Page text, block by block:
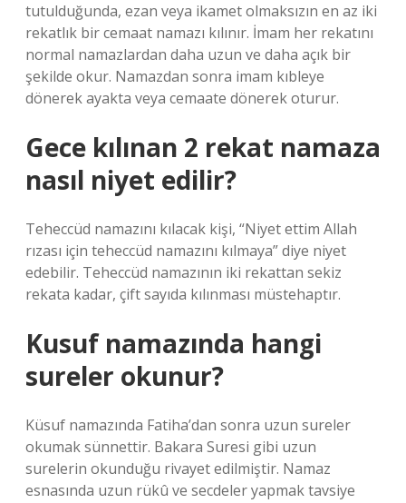
tutulduğunda, ezan veya ikamet olmaksızın en az iki
rekatlık bir cemaat namazı kılınır. İmam her rekatını
normal namazlardan daha uzun ve daha açık bir
şekilde okur. Namazdan sonra imam kıbleye
dönerek ayakta veya cemaate dönerek oturur.
Gece kılınan 2 rekat namaza
nasıl niyet edilir?
Teheccüd namazını kılacak kişi, “Niyet ettim Allah
rızası için teheccüd namazını kılmaya” diye niyet
edebilir. Teheccüd namazının iki rekattan sekiz
rekata kadar, çift sayıda kılınması müstehaptır.
Kusuf namazında hangi
sureler okunur?
Küsuf namazında Fatiha’dan sonra uzun sureler
okumak sünnettir. Bakara Suresi gibi uzun
surelerin okunduğu rivayet edilmiştir. Namaz
esnasında uzun rükû ve secdeler yapmak tavsiye